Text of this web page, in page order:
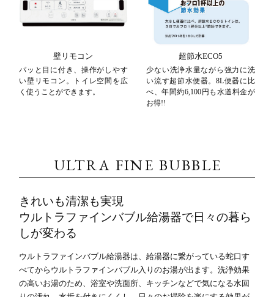
壁リモコン
パッと目に付き、操作がしやす
い壁リモコン。トイレ空間を広
く使うことができます。
超節水ECO5
少ない洗浄水量ながら強力に洗
い流す超節水便器。8L便器に比
べ、年間約6,100円も水道料金が
お得!!
ULTRA FINE BUBBLE
きれいも清潔も実現
ウルトラファインバブル給湯器で日々の暮ら
しが変わる
ウルトラファインバブル給湯器は、給湯器に繋がっている蛇口す
べてからウルトラファインバブル入りのお湯が出ます。洗浄効果
の高いお湯のため、浴室や洗面所、キッチンなどで気になる水回